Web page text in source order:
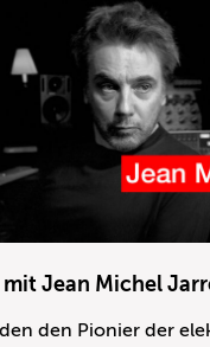
mit Jean Michel
den Pionier der